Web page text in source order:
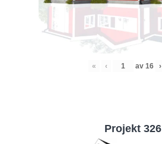
« ‹ av 16 ›
Projekt 326